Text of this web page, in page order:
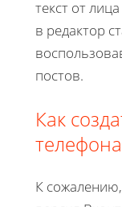
текст от
в редактор
постов.
Как
телефона
К